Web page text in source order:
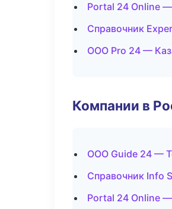
Portal 24 Online
Справочник
ООО Pro 24 —
Компании в
ООО Guide 24 —
Справочник Info
Portal 24 Online